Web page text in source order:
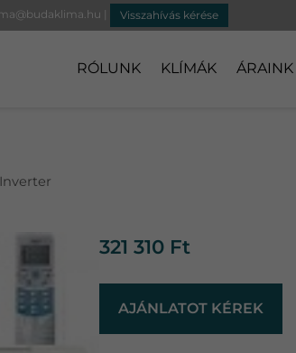
| Visszahívás kérése
RÓLUNK KLÍMÁK ÁRAINK
321 310Ft
AJÁNLATOT KÉREK